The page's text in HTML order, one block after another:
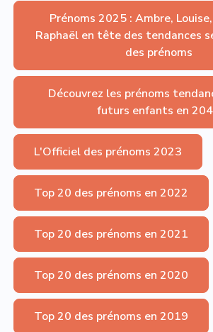
Prénoms 2025 : Ambre,
Raphaël en tête des tendances
des prénoms
Découvrez les prénoms
futurs enfants en
L'Officiel des prénoms 2023
Top 20 des prénoms en 2022
Top 20 des prénoms en 2021
Top 20 des prénoms en 2020
Top 20 des prénoms en 2019